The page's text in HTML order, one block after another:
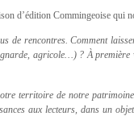
d’édition Commingeoise qui
de rencontres. Comment
agricole…) ? À première
territoire de notre
aux lecteurs, dans un